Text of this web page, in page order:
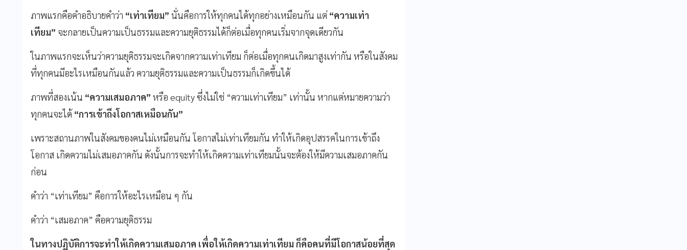
ภาพแรกคือคำอธิบายคำว่า “เท่าเทียม” นั่นคือการให้ทุกคนได้ทุกอย่างเหมือนกัน แต่ “ความเท่า
เทียม” จะกลายเป็นความเป็นธรรมและความยุติธรรมได้ก็ต่อเมื่อทุกคนเริ่มจากจุดเดียวกัน
ในภาพแรกจะเห็นว่าความยุติธรรมจะเกิดจากความเท่าเทียม ก็ต่อเมื่อทุกคนเกิดมาสูงเท่ากัน หรือในสังคม
ที่ทุกคนมีอะไรเหมือนกันแล้ว ความยุติธรรมและความเป็นธรรมก็เกิดขึ้นได้
ภาพที่สองเน้น “ความเสมอภาค” หรือ equity ซึ่งไม่ใช่ “ความเท่าเทียม” เท่านั้น หากแต่หมายความว่า
ทุกคนจะได้ “การเข้าถึงโอกาสเหมือนกัน”
เพราะสถานภาพในสังคมของคนไม่เหมือนกัน โอกาสไม่เท่าเทียมกัน ทำให้เกิดอุปสรรคในการเข้าถึง
โอกาส เกิดความไม่เสมอภาคกัน ดังนั้นการจะทำให้เกิดความเท่าเทียมนั้นจะต้องให้มีความเสมอภาคกัน
ก่อน
คำว่า “เท่าเทียม” คือการให้อะไรเหมือน ๆ กัน
คำว่า “เสมอภาค” คือความยุติธรรม
ในทางปฏิบัติการจะทำให้เกิดความเสมอภาค เพื่อให้เกิดความเท่าเทียม ก็คือคนที่มีโอกาสน้อยที่สุด